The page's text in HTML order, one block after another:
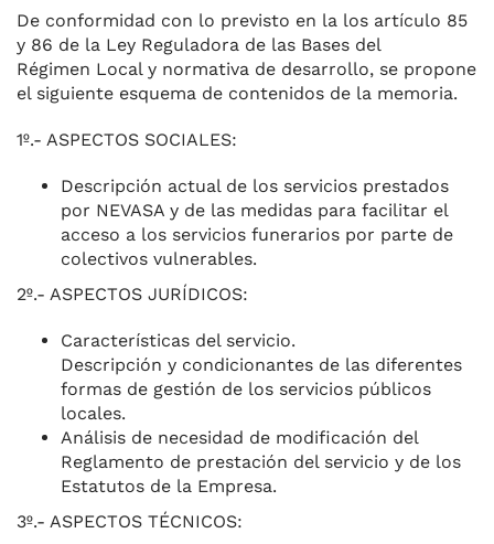
De conformidad con lo previsto en la los artículo 85
y 86 de la Ley Reguladora de las Bases del
Régimen Local y normativa de desarrollo, se propone
el siguiente esquema de contenidos de la memoria.
1º.- ASPECTOS SOCIALES:
Descripción actual de los servicios prestados
por NEVASA y de las medidas para facilitar el
acceso a los servicios funerarios por parte de
colectivos vulnerables.
2º.- ASPECTOS JURÍDICOS:
Características del servicio.
Descripción y condicionantes de las diferentes
formas de gestión de los servicios públicos
locales.
Análisis de necesidad de modificación del
Reglamento de prestación del servicio y de los
Estatutos de la Empresa.
3º.- ASPECTOS TÉCNICOS: